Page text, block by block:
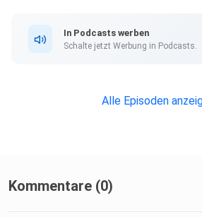
In Podcasts werben
Schalte jetzt Werbung in Podcasts.
Alle Episoden
Kommentare (0)